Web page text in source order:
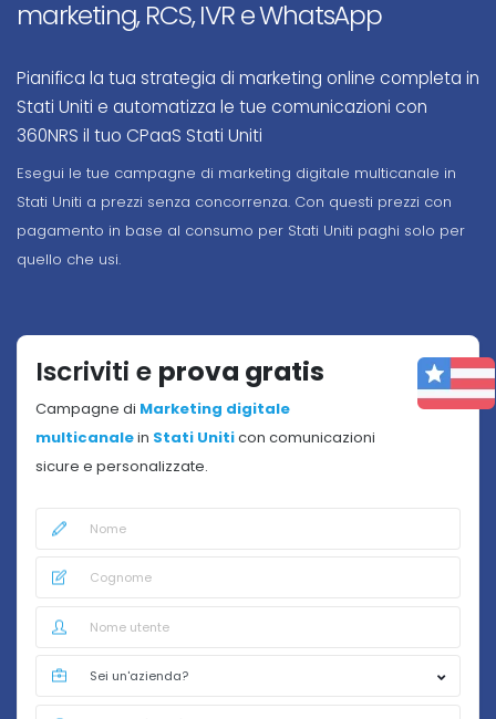
marketing, RCS, IVR e WhatsApp
Pianifica la tua strategia di marketing online completa in
Stati Uniti e automatizza le tue comunicazioni con
360NRS il tuo CPaaS Stati Uniti
Esegui le tue campagne di marketing digitale multicanale in
Stati Uniti a prezzi senza concorrenza. Con questi prezzi con
pagamento in base al consumo per Stati Uniti paghi solo per
quello che usi.
Iscriviti e prova gratis
Campagne di Marketing digitale
multicanalein Stati Uniticon comunicazioni
sicure e personalizzate.